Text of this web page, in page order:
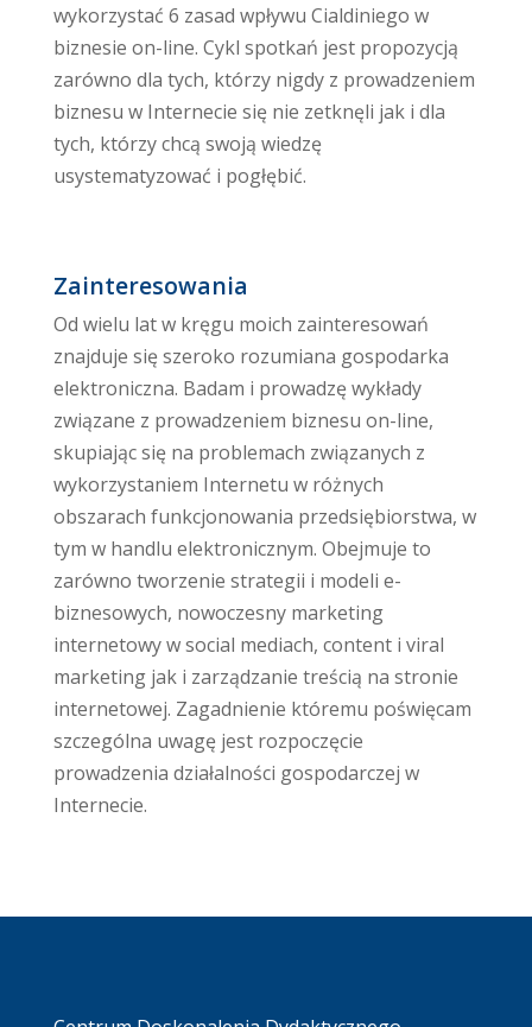
wykorzystać 6 zasad wpływu Cialdiniego w
biznesie on-line. Cykl spotkań jest propozycją
zarówno dla tych, którzy nigdy z prowadzeniem
biznesu w Internecie się nie zetknęli jak i dla
tych, którzy chcą swoją wiedzę
usystematyzować i pogłębić.
Zainteresowania
Od wielu lat w kręgu moich zainteresowań
znajduje się szeroko rozumiana gospodarka
elektroniczna. Badam i prowadzę wykłady
związane z prowadzeniem biznesu on-line,
skupiając się na problemach związanych z
wykorzystaniem Internetu w różnych
obszarach funkcjonowania przedsiębiorstwa, w
tym w handlu elektronicznym. Obejmuje to
zarówno tworzenie strategii i modeli e-
biznesowych, nowoczesny marketing
internetowy w social mediach, content i viral
marketing jak i zarządzanie treścią na stronie
internetowej. Zagadnienie któremu poświęcam
szczególna uwagę jest rozpoczęcie
prowadzenia działalności gospodarczej w
Internecie.